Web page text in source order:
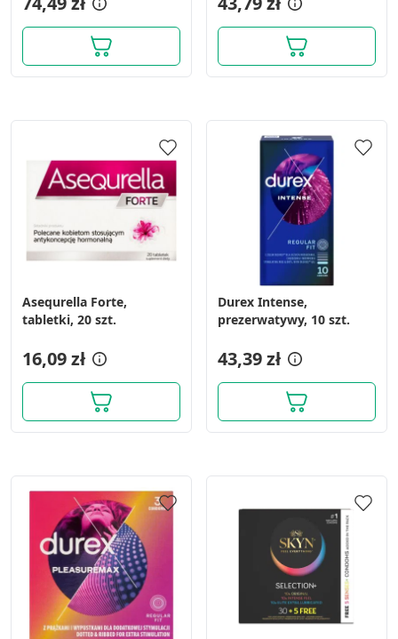
Asequrella Forte,
tabletki, 20 szt.
16,09 zł
Durex Intense,
prezerwatywy, 10 szt.
43,39 zł